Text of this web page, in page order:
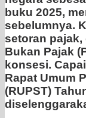
buku 2025,
sebelumnya.
setoran pajak,
Bukan Pajak
konsesi.
Rapat Umum
(RUPST)